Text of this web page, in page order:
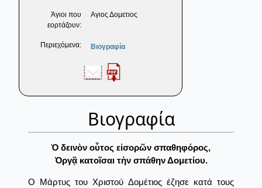
Άγιοι που
εορτάζουν:
Αγιος Δομετιος
Περιεχόμενα: Βιογραφία
Βιογραφία
Ὁ δεινὸν οὗτος εἰσορῶν σπαθηφόρος,
Ὀργᾷ κατοῖσαι τὴν σπάθην Δομετίου.
Ο Μάρτυς του Χριστού Δομέτιος έζησε κατά τους